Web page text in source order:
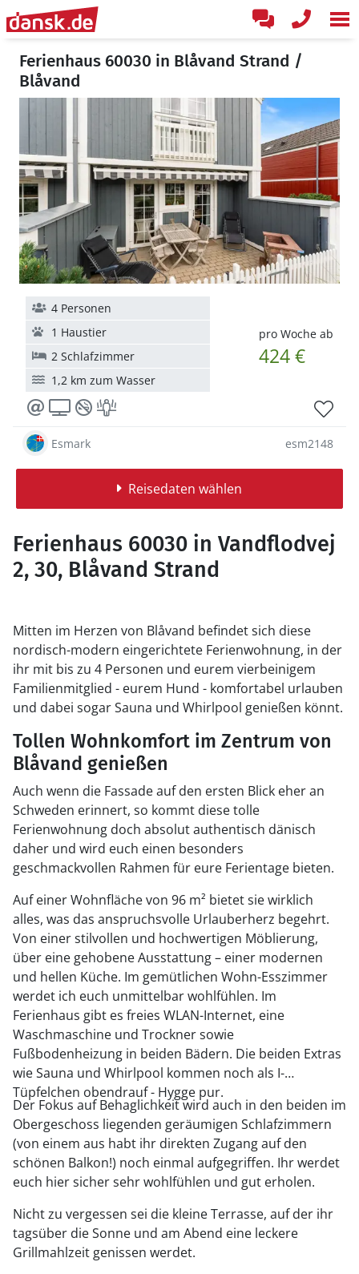
Ferienhaus 60030 in Blåvand Strand /
Blåvand
pro Woche ab
424 €
4 Personen
1 Haustier
2 Schlafzimmer
1,2 km zum Wasser
Esmark esm2148
Reisedaten wählen
Ferienhaus 60030 in Vandflodvej
2, 30, Blåvand Strand
Mitten im Herzen von Blåvand befindet sich diese
nordisch-modern eingerichtete Ferienwohnung, in der
ihr mit bis zu 4 Personen und eurem vierbeinigem
Familienmitglied - eurem Hund - komfortabel urlauben
und dabei sogar Sauna und Whirlpool genießen könnt.
Tollen Wohnkomfort im Zentrum von
Blåvand genießen
Auch wenn die Fassade auf den ersten Blick eher an
Schweden erinnert, so kommt diese tolle
Ferienwohnung doch absolut authentisch dänisch
daher und wird euch einen besonders
geschmackvollen Rahmen für eure Ferientage bieten.
Auf einer Wohnfläche von 96 m² bietet sie wirklich
alles, was das anspruchsvolle Urlauberherz begehrt.
Von einer stilvollen und hochwertigen Möblierung,
über eine gehobene Ausstattung – einer modernen
und hellen Küche. Im gemütlichen Wohn-Esszimmer
werdet ich euch unmittelbar wohlfühlen. Im
Ferienhaus gibt es freies WLAN-Internet, eine
Waschmaschine und Trockner sowie
Fußbodenheizung in beiden Bädern. Die beiden Extras
wie Sauna und Whirlpool kommen noch als I-
Tüpfelchen obendrauf - Hygge pur.
Der Fokus auf Behaglichkeit wird auch in den beiden im
Obergeschoss liegenden geräumigen Schlafzimmern
(von einem aus habt ihr direkten Zugang auf den
schönen Balkon!) noch einmal aufgegriffen. Ihr werdet
euch hier sicher sehr wohlfühlen und gut erholen.
Nicht zu vergessen sei die kleine Terrasse, auf der ihr
tagsüber die Sonne und am Abend eine leckere
Grillmahlzeit genissen werdet.